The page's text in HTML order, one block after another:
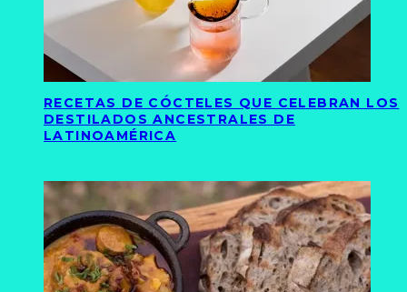
RECETAS DE CÓCTELES QUE CELEBRAN LOS
DESTILADOS ANCESTRALES DE
LATINOAMÉRICA